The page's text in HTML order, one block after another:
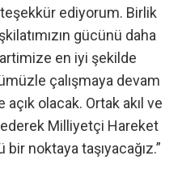
ediyorum. Birlik
gücünü daha
en iyi şekilde
çalışmaya devam
olacak. Ortak akıl ve
Milliyetçi Hareket
bir noktaya taşıyacağız.”